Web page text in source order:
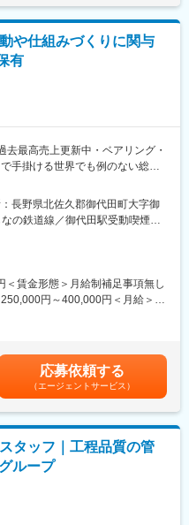
し、半年～1年を目安に品質保証
す
体的な業務イメージを確認でき
しており、安定した経営基盤の
す。
、会社全体で品質向上に取り組
。
提案を担い、品質領域の中核人
計画立案、実行
るため、あなたの希望や興味を
基礎から学べる入社時研修から
野へ進むために豊富なスキル研
応じて確かなキャリアを積み重
働き方や経営理念が自分に合っ
具体的な派遣先やキャリアアップ
てくださり、とてもありがたか
保有しており、その方の目指し
活かし、（1）生涯エンジニア
へ進む3つの道を用意！案件ベ
のではなく、本人の希望に沿い
や仕組みづくりに関与
有
去最高売上更新中・ベアリング・
手掛ける世界でも例のない総合
ネント事業部の品質保証部に
理を担当します。具体的には、
用いた寸法検査、外観検査を実
測定器、真円度測定器、輪郭形
し、測定およびプログラム作成
の規格に基づく管理知識を活か
環境です。
査に留まらず、データ分析を通
め、課題解決力や提案力を発揮
長野県北佐久郡御代田町大字御
の鉄道線／御代田駅受動喫煙対
＜賃金形態＞月給制補足事項無し
円～400,000円＜月給＞
考を通じて上下する可能性があ
含めた表記です。
応募依頼する
（エージェントサービス）
タッフ｜工程品質の管
ループ